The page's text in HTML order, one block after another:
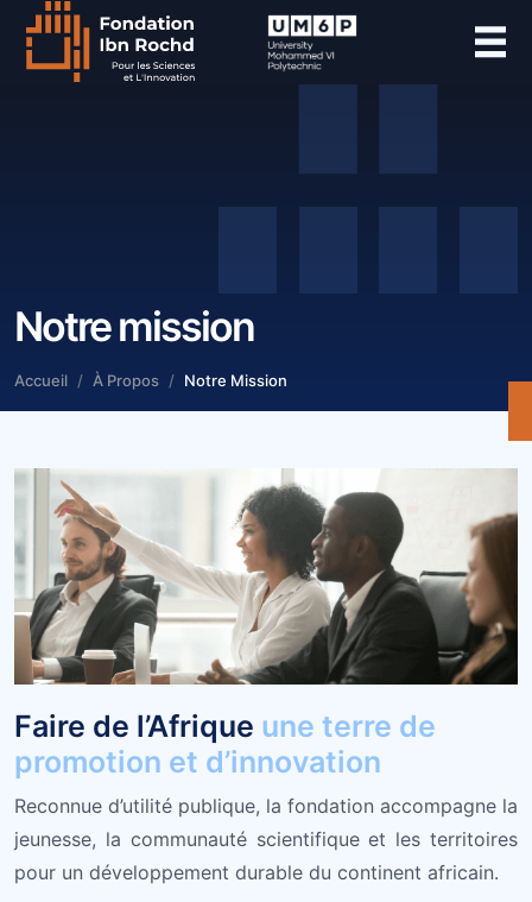
Notre mission
Accueil À Propos Notre Mission
Faire de l’Afrique une terre de
promotion et d’innovation
Reconnue d’utilité publique, la fondation accompagne la
jeunesse, la communauté scientifique et les territoires
pour un développement durable du continent africain.